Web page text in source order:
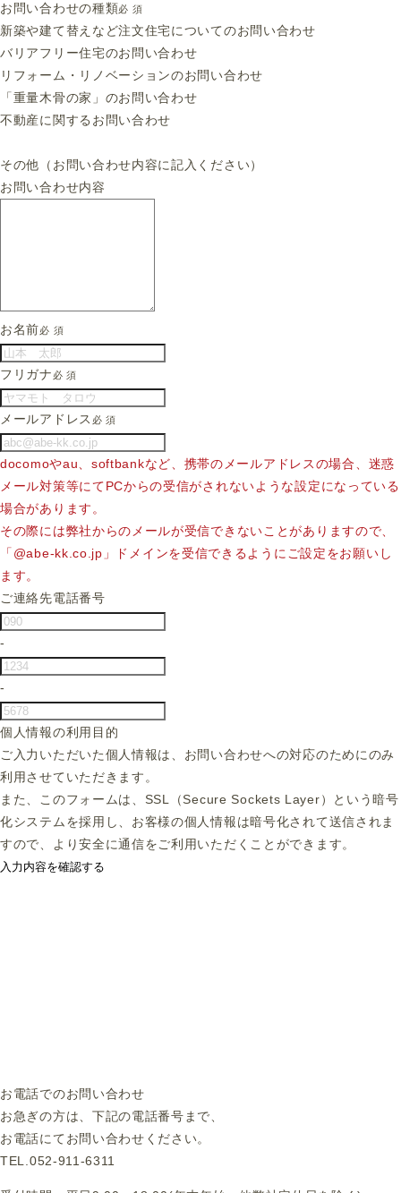
お問い合わせの種類必 須
新築や建て替えなど注文住宅についてのお問い合わせ
バリアフリー住宅のお問い合わせ
リフォーム・リノベーションのお問い合わせ
「重量木骨の家」のお問い合わせ
不動産に関するお問い合わせ
その他（お問い合わせ内容に記入ください）
お問い合わせ内容
お名前必 須
フリガナ 必 須
メールアドレス 必 須
docomoやau、softbankなど、携帯のメールアドレスの場合、迷惑
メール対策等にてPCからの受信がされないような設定になっている
場合があります。
その際には弊社からのメールが受信できないことがありますので、
「@abe-kk.co.jp」ドメインを受信できるようにご設定をお願いし
ます。
ご連絡先電話番号
-
-
個人情報の利用目的
ご入力いただいた個人情報は、お問い合わせへの対応のためにのみ
利用させていただきます。
また、このフォームは、SSL（Secure Sockets Layer）という暗号
化システムを採用し、お客様の個人情報は暗号化されて送信されま
すので、より安全に通信をご利用いただくことができます。
入力内容を確認する
お電話でのお問い合わせ
お急ぎの方は、下記の電話番号まで、
お電話にてお問い合わせください。
TEL.052-911-6311